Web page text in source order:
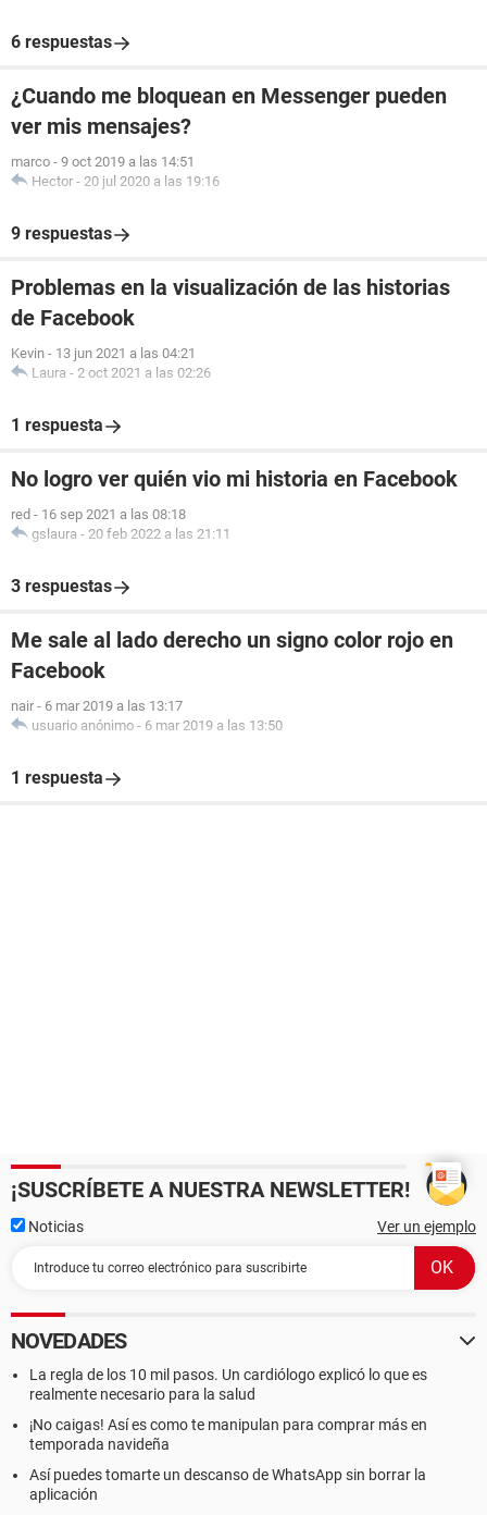
6 respuestas
¿Cuando me bloquean en Messenger pueden
ver mis mensajes?
marco - 9 oct 2019 a las 14:51
Hector - 20 jul 2020 a las 19:16
9 respuestas
Problemas en la visualización de las historias
de Facebook
Kevin - 13 jun 2021 a las 04:21
Laura - 2 oct 2021 a las 02:26
1 respuesta
No logro ver quién vio mi historia en Facebook
red - 16 sep 2021 a las 08:18
gslaura - 20 feb 2022 a las 21:11
3 respuestas
Me sale al lado derecho un signo color rojo en
Facebook
nair - 6 mar 2019 a las 13:17
usuario anónimo - 6 mar 2019 a las 13:50
1 respuesta
¡SUSCRÍBETE A NUESTRA NEWSLETTER!
Noticias Ver un ejemplo
NOVEDADES
La regla de los 10 mil pasos. Un cardiólogo explicó lo que es
realmente necesario para la salud
¡No caigas! Así es como te manipulan para comprar más en
temporada navideña
Así puedes tomarte un descanso de WhatsApp sin borrar la
aplicación